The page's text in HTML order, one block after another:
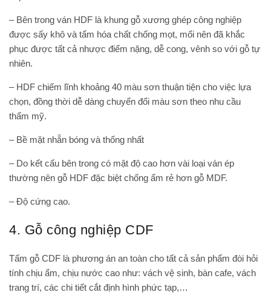
– Bên trong ván HDF là khung gỗ xương ghép công nghiệp
được sấy khô và tẩm hóa chất chống mọt, mối nên đã khắc
phục được tất cả nhược điểm nặng, dễ cong, vênh so với gỗ tự
nhiên.
– HDF chiếm lĩnh khoảng 40 màu sơn thuận tiện cho việc lựa
chọn, đồng thời dễ dàng chuyển đổi màu sơn theo nhu cầu
thẩm mỹ.
– Bề mặt nhẵn bóng và thống nhất
– Do kết cấu bên trong có mật độ cao hơn vài loại ván ép
thường nên gỗ HDF đặc biệt chống ẩm rẻ hơn gỗ MDF.
– Độ cứng cao.
4. Gỗ công nghiệp CDF
Tấm gỗ CDF là phương án an toàn cho tất cả sản phẩm đòi hỏi
tính chịu ẩm, chịu nước cao như: vách vệ sinh, bàn cafe, vách
trang trí, các chi tiết cắt định hình phức tạp,…